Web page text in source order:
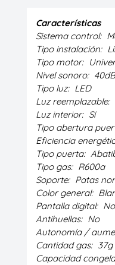
Características
Sistema control:
Tipo instalación:
Tipo motor:
Nivel sonoro: 40dB
Tipo luz: LED
Luz reemplazable:
Luz interior: Sí
Tipo abertura
Eficiencia
Tipo puerta:
Tipo gas: R600a
Soporte: Patas
Color general:
Pantalla digital: No
Antihuellas: No
Autonomía /
Cantidad gas: 37g
Capacidad